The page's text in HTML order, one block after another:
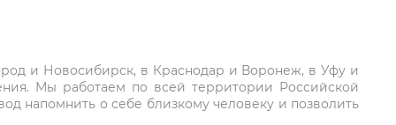
и Новосибирск, в Краснодар и Воронеж, в Уфу и
Мы работаем по всей территории Российской
напомнить о себе близкому человеку и позволить